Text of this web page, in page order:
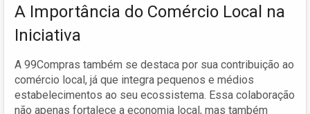
A Importância do Comércio Local na
Iniciativa
A 99Compras também se destaca por sua contribuição ao
comércio local, já que integra pequenos e médios
estabelecimentos ao seu ecossistema. Essa colaboração
não apenas fortalece a economia local, mas também